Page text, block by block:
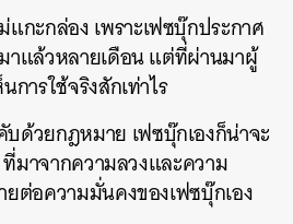
แกะกล่อง เพราะเฟซบุ๊กประกาศ
าแล้วหลายเดือน แต่ที่ผ่านมาผู้
ารใช้จริงสักเท่าไร
ด้วยกฎหมาย เฟซบุ๊กเองก็น่าจะ
ที่มาจากความลวงและความ
ต่อความมั่นคงของเฟซบุ๊กเอง